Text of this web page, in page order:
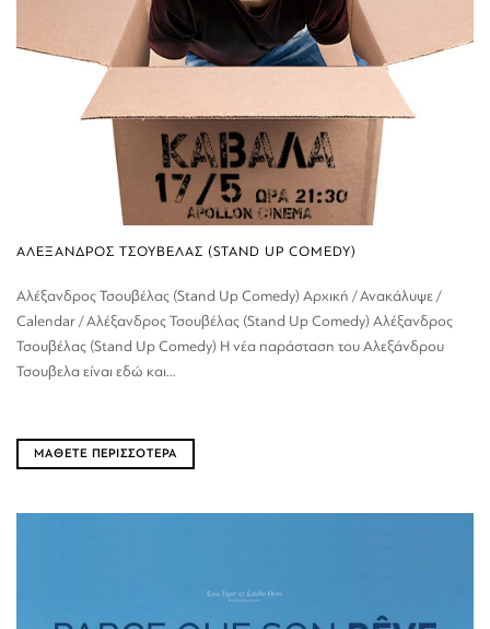
ΑΛΕΞΑΝΔΡΟΣ ΤΣΟΥΒΕΛΑΣ (STAND UP COMEDY)
Αλέξανδρος Τσουβέλας (Stand Up Comedy) Αρχική / Ανακάλυψε /
Calendar / Αλέξανδρος Τσουβέλας (Stand Up Comedy) Αλέξανδρος
Τσουβέλας (Stand Up Comedy) Η νέα παράσταση του Αλεξάνδρου
Τσουβελα είναι εδώ και...
ΜΑΘΕΤΕ ΠΕΡΙΣΣΟΤΕΡΑ